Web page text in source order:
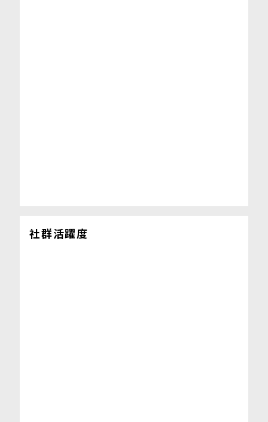
社群活躍度